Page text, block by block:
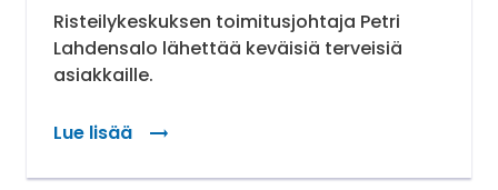
Risteilykeskuksen toimitusjohtaja Petri
Lahdensalo lähettää keväisiä terveisiä
asiakkaille.
Lue lisää
: Toimitusjohtajan kevätterveiset